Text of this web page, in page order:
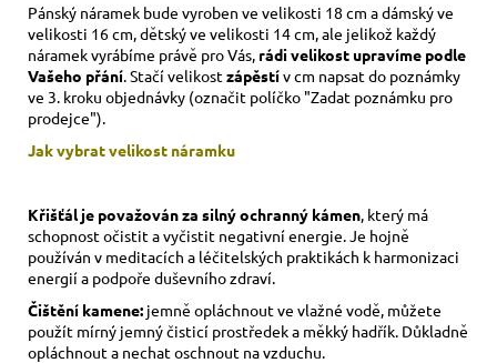
Pánský náramek bude vyroben ve velikosti 18 cm a dámský ve
velikosti 16 cm, dětský ve velikosti 14 cm, ale jelikož každý
náramek vyrábíme právě pro Vás, rádi velikost upravíme podle
Vašeho přání . Stačí velikostzápěstív cm napsat do poznámky
ve 3. kroku objednávky (označit políčko "Zadat poznámku pro
prodejce").
Jak vybrat velikost náramku
Křišťál je považován za silný ochranný kámen , který má
schopnost očistit a vyčistit negativní energie. Je hojně
používán v meditacích a léčitelských praktikách k harmonizaci
energií a podpoře duševního zdraví.
Čištění kamene: jemně opláchnout ve vlažné vodě, můžete
použít mírný jemný čisticí prostředek a měkký hadřík. Důkladně
opláchnout a nechat oschnout na vzduchu.